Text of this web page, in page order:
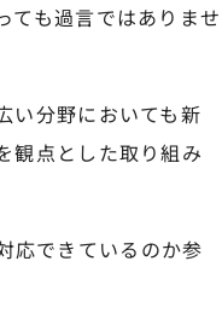
ても過言ではありませ
い分野においても新
観点とした取り組み
できているのか参